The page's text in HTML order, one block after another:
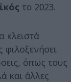
το 2023.
κλειστά
όπως τους
και άλλες